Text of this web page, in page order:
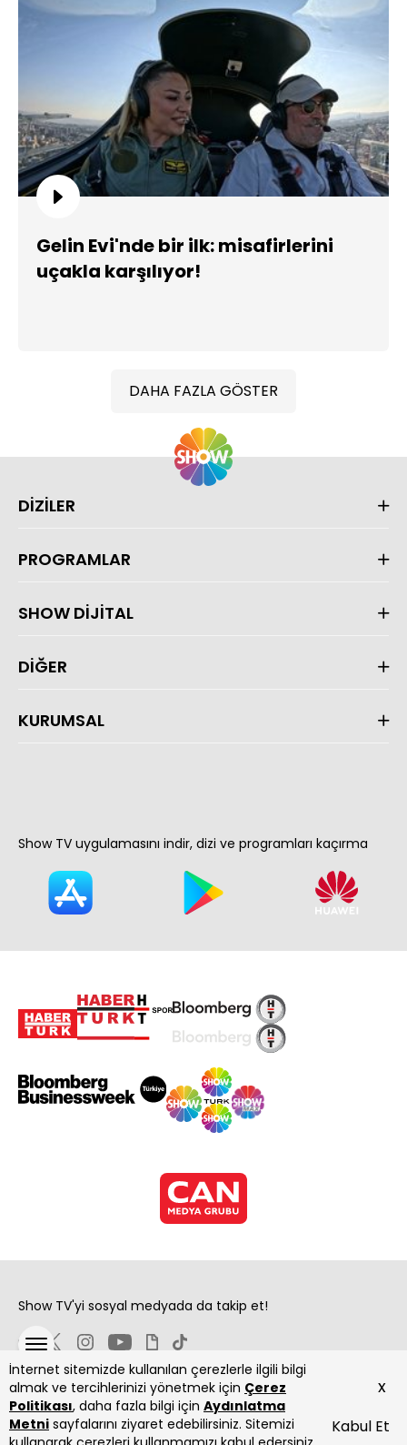
Gelin Evi'nde bir ilk: misafirlerini
uçakla karşılıyor!
DAHA FAZLA GÖSTER
İnternet sitemizde kullanılan çerezlerle ilgili bilgi
almak ve tercihlerinizi yönetmek için Çerez
Politikası, daha fazla bilgi için Aydınlatma
Metni sayfalarını ziyaret edebilirsiniz. Sitemizi
Kabul Et
x
DİZİLER
PROGRAMLAR
SHOW DİJİTAL
DİĞER
KURUMSAL
Show TV uygulamasını indir, dizi ve programları kaçırma
Show TV'yi sosyal medyada da takip et!
Copyright 2026 Show Televizyon Yayıncılık A.Ş.